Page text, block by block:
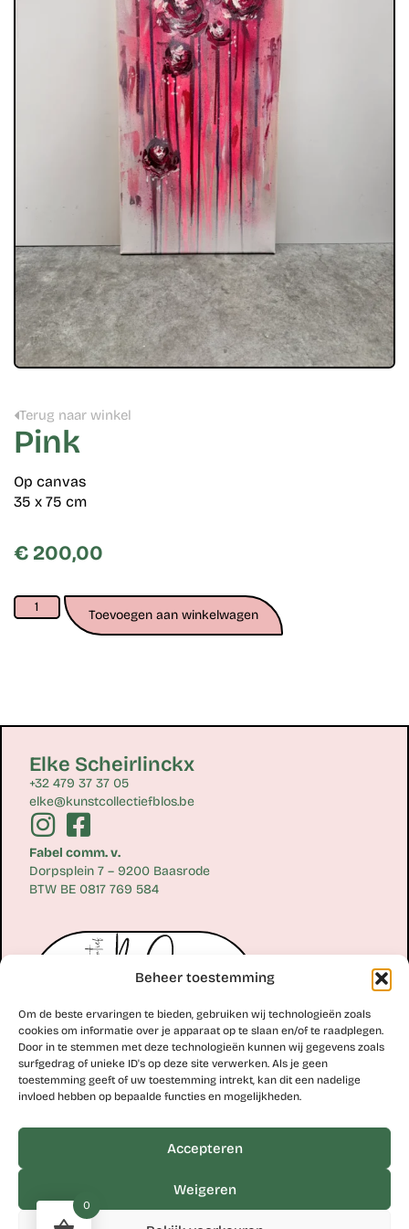
Beheer toestemming
Om de beste ervaringen te bieden, gebruiken wij technologieën zoals
cookies om informatie over je apparaat op te slaan en/of te raadplegen.
Door in te stemmen met deze technologieën kunnen wij gegevens zoals
surfgedrag of unieke ID's op deze site verwerken. Als je geen
toestemming geeft of uw toestemming intrekt, kan dit een nadelige
invloed hebben op bepaalde functies en mogelijkheden.
Accepteren
Weigeren
Terug naar winkel
Pink
Op canvas
35 x 75 cm
€ 200,00
Toevoegen aan winkelwagen
Elke Scheirlinckx
+32 479 37 37 05
elke@kunstcollectiefblos.be
Fabel comm. v.
Dorpsplein 7 – 9200 Baasrode
BTW BE 0817 769 584
Erik Scheirlinckx
erik@kunstcollectiefblos.be
Hoekskenstraat 8 – 9310 Moorsel
BTW BE 0763 110 579
0